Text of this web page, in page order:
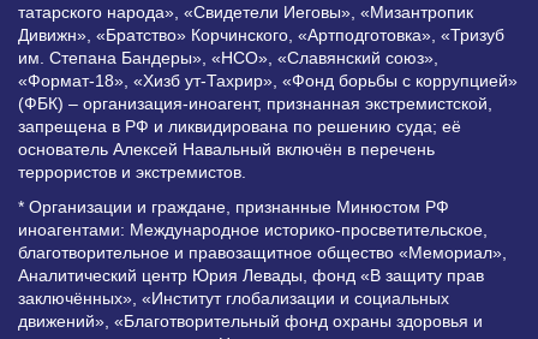
татарского народа», «Свидетели Иеговы», «Мизантропик
Дивижн», «Братство» Корчинского, «Артподготовка», «Тризуб
им. Степана Бандеры», «НСО», «Славянский союз»,
«Формат-18», «Хизб ут-Тахрир», «Фонд борьбы с коррупцией»
(ФБК) – организация-иноагент, признанная экстремистской,
запрещена в РФ и ликвидирована по решению суда; её
основатель Алексей Навальный включён в перечень
террористов и экстремистов.
* Организации и граждане, признанные Минюстом РФ
иноагентами: Международное историко-просветительское,
благотворительное и правозащитное общество «Мемориал»,
Аналитический центр Юрия Левады, фонд «В защиту прав
заключённых», «Институт глобализации и социальных
движений», «Благотворительный фонд охраны здоровья и